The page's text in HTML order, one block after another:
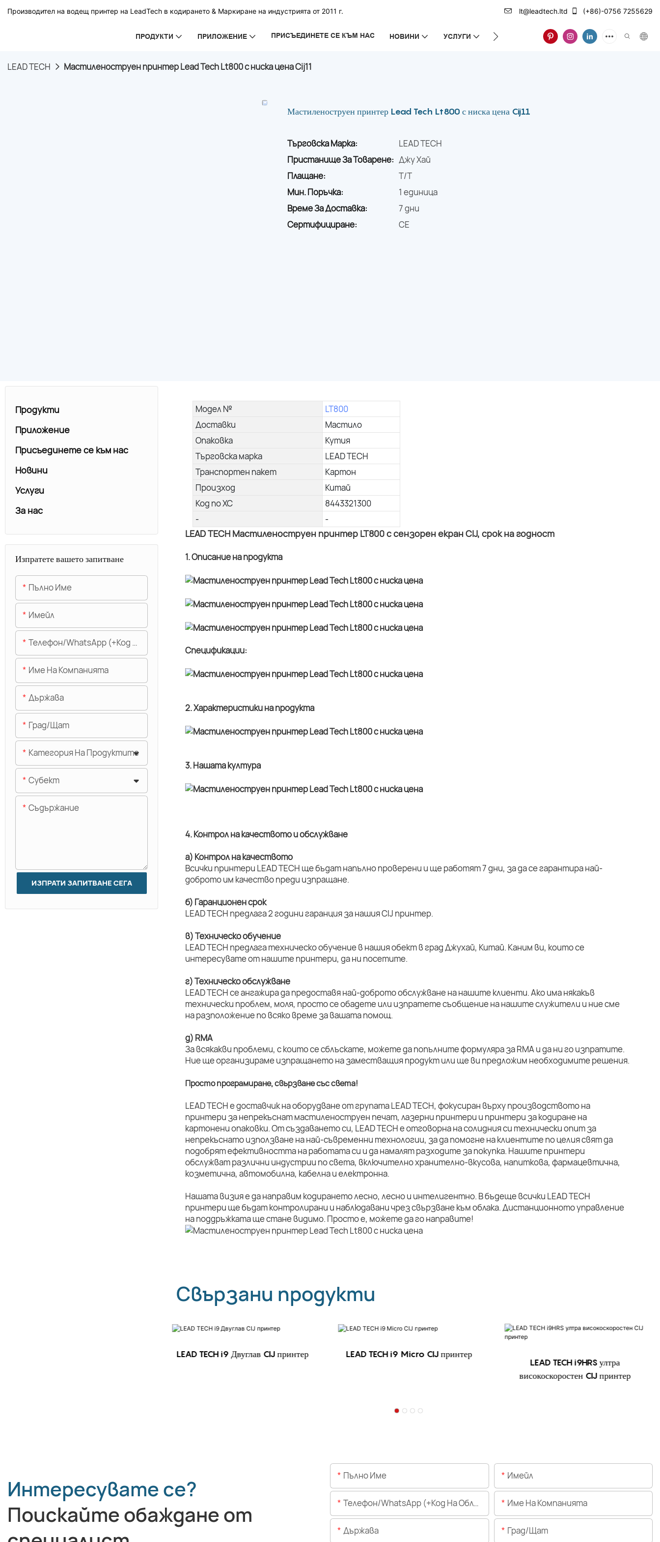
Производител на водещ принтер на LeadTech в кодирането & Маркиране на индустрията от 2011 г. lt@leadtech.ltd (+86)-0756 7255629
ПРОДУКТИ ПРИЛОЖЕНИЕ ПРИСЪЕДИНЕТЕ СЕ КЪМ НАС НОВИНИ УСЛУГИ ЗА НАС
LEAD TECH Мастиленоструен принтер Lead Tech Lt800 с ниска цена Cij11
Мастиленоструен принтер Lead Tech Lt800 с ниска цена Cij11
Търговска Марка:
LEAD TECH
Пристанище За Товарене: Джу Хай
Плащане:
T/T
Мин. Поръчка:
1 единица
Време За Доставка:
7 дни
Сертифициране:
CE
Модел №
LT800
Доставки
Мастило
Опаковка
Кутия
Търговска марка
LEAD TECH
Транспортен пакет
Картон
Произход
Китай
Код по ХС
8443321300
-
-
LEAD TECH Мастиленоструен принтер LT800 с сензорен екран CIJ, срок на годност
1. Описание на продукта
Спецификации:
2. Характеристики на продукта
3. Нашата култура
4. Контрол на качеството и обслужване
а) Контрол на качеството
Всички принтери LEAD TECH ще бъдат напълно проверени и ще работят 7 дни, за да се гарантира най-
доброто им качество преди изпращане.
б) Гаранционен срок
LEAD TECH предлага 2 години гаранция за нашия CIJ принтер.
в) Техническо обучение
LEAD TECH предлага техническо обучение в нашия обект в град Джухай, Китай. Каним ви, които се
интересувате от нашите принтери, да ни посетите.
г) Техническо обслужване
LEAD TECH се ангажира да предоставя най-доброто обслужване на нашите клиенти. Ако има някакъв
технически проблем, моля, просто се обадете или изпратете съобщение на нашите служители и ние сме
на разположение по всяко време за вашата помощ.
д) RMA
За всякакви проблеми, с които се сблъскате, можете да попълните формуляра за RMA и да ни го изпратите.
Ние ще организираме изпращането на заместващия продукт или ще ви предложим необходимите решения.
Просто програмиране, свързване със света!
LEAD TECH е доставчик на оборудване от групата LEAD TECH, фокусиран върху производството на
принтери за непрекъснат мастиленоструен печат, лазерни принтери и принтери за кодиране на
картонени опаковки. От създаването си, LEAD TECH е отговорна на солидния си технически опит за
непрекъснато използване на най-съвременни технологии, за да помогне на клиентите по целия свят да
подобрят ефективността на работата си и да намалят разходите за покупка. Нашите принтери
обслужват различни индустрии по света, включително хранително-вкусова, напиткова, фармацевтична,
козметична, автомобилна, кабелна и електронна.
Нашата визия е да направим кодирането лесно, лесно и интелигентно. В бъдеще всички LEAD TECH
принтери ще бъдат контролирани и наблюдавани чрез свързване към облака. Дистанционното управление
на поддръжката ще стане видимо. Просто е, можете да го направите!
Свързани продукти
LEAD TECH i9 Двуглав CIJ принтер
LEAD TECH i9 Micro CIJ принтер
LEAD TECH i9HRS ултра
високоскоростен CIJ принтер
Продукти
Приложение
Присъединете се към нас
Новини
Услуги
За нас
Изпратете вашето запитване
Пълно Име
Имейл
Телефон/WhatsApp (+Код На Областта)
Име На Компанията
Държава
Град/щат
Категория На Продуктите
Субект
Съдържание
ИЗПРАТИ ЗАПИТВАНЕ СЕГА
Интересувате се?
Поискайте обаждане от
Пълно Име Имейл
Телефон/WhatsApp (+Код На Областта) Име На Компанията
Държава Град/щат